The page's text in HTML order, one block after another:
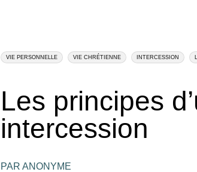
VIE PERSONNELLE VIE CHRÉTIENNE INTERCESSION
Les principes
intercession
PAR ANONYME